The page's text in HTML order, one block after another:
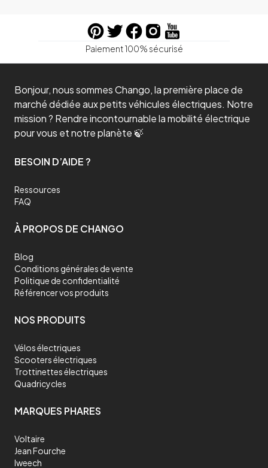
Paiement 100% sécurisé
Bonjour, nous sommes Chango, la première place de
marché dédiée aux petits véhicules électriques. Notre
mission ? Rendre incontournable la mobilité électrique
pour vous et notre planète 🍃
BESOIN D’AIDE ?
Ressources
FAQ
À PROPOS DE CHANGO
Blog
Conditions générales de vente
Politique de confidentialité
Référencer vos produits
NOS PRODUITS
Vélos électriques
Scooters électriques
Trottinettes électriques
Quadricycles
MARQUES PHARES
Voltaire
Jean Fourche
Iweech